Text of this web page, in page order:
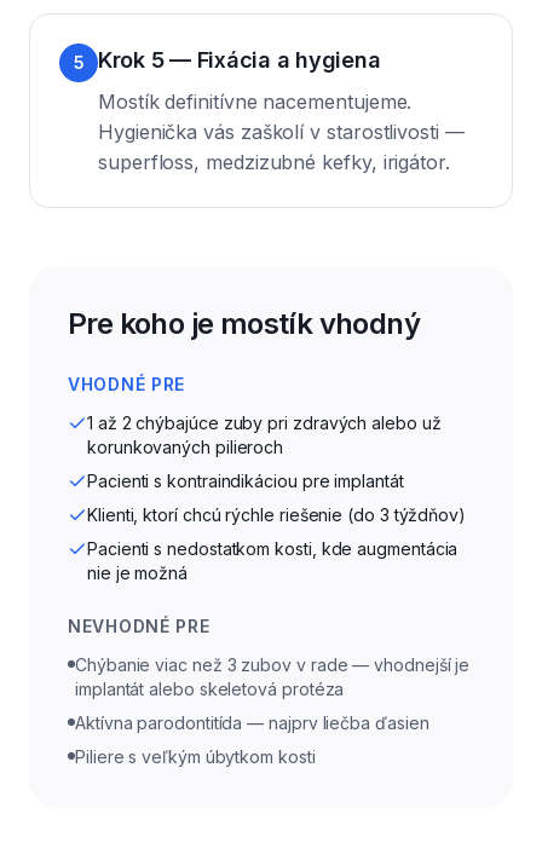
5 Krok 5 — Fixácia a hygiena
Mostík definitívne nacementujeme.
Hygienička vás zaškolí v starostlivosti —
superfloss, medzizubné kefky, irigátor.
Pre koho je mostík vhodný
VHODNÉ PRE
1 až 2 chýbajúce zuby pri zdravých alebo už
korunkovaných pilieroch
Pacienti s kontraindikáciou pre implantát
Klienti, ktorí chcú rýchle riešenie (do 3 týždňov)
Pacienti s nedostatkom kosti, kde augmentácia
nie je možná
NEVHODNÉ PRE
Chýbanie viac než 3 zubov v rade — vhodnejší je
implantát alebo skeletová protéza
Aktívna parodontitída — najprv liečba ďasien
Piliere s veľkým úbytkom kosti